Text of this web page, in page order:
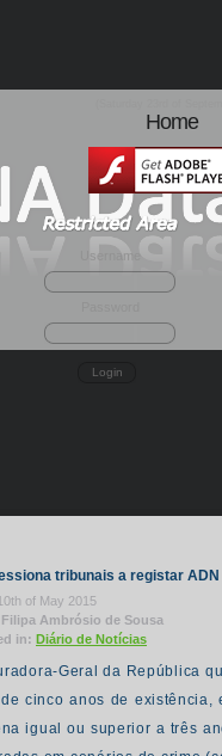
Username
Login
Home
tribunais a registar
of May 2015
Ambrósio de Sousa
in: Diário de Notícias
Geral da República
cinco anos de existência,
igual ou superior a três